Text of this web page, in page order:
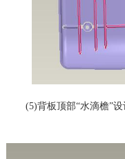
(5)背板顶部“水滴檐”